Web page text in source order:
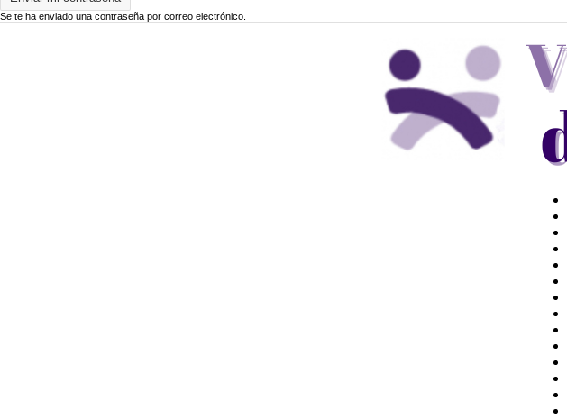
Se te ha enviado una contraseña por correo electrónico.